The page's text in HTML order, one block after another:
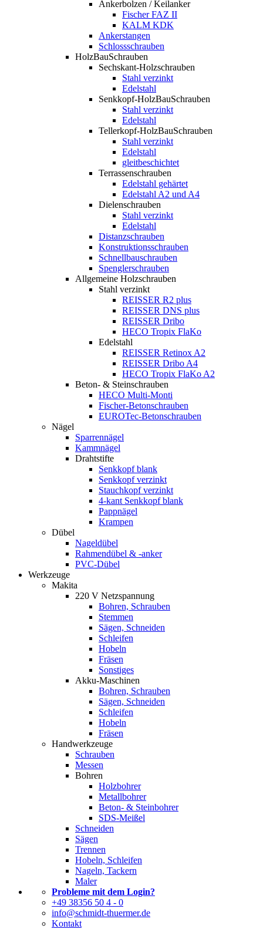
Ankerbolzen / Keilanker
Fischer FAZ II
KALM KDK
Ankerstangen
Schlossschrauben
HolzBauSchrauben
Sechskant-Holzschrauben
Stahl verzinkt
Edelstahl
Senkkopf-HolzBauSchrauben
Stahl verzinkt
Edelstahl
Tellerkopf-HolzBauSchrauben
Stahl verzinkt
Edelstahl
gleitbeschichtet
Terrassenschrauben
Edelstahl gehärtet
Edelstahl A2 und A4
Dielenschrauben
Stahl verzinkt
Edelstahl
Distanzschrauben
Konstruktionsschrauben
Schnellbauschrauben
Spenglerschrauben
Allgemeine Holzschrauben
Stahl verzinkt
REISSER R2 plus
REISSER DNS plus
REISSER Dribo
HECO Tropix FlaKo
Edelstahl
REISSER Retinox A2
REISSER Dribo A4
HECO Tropix FlaKo A2
Beton- & Steinschrauben
HECO Multi-Monti
Fischer-Betonschrauben
EUROTec-Betonschrauben
Nägel
Sparrennägel
Kammnägel
Drahtstifte
Senkkopf blank
Senkkopf verzinkt
Stauchkopf verzinkt
4-kant Senkkopf blank
Pappnägel
Krampen
Dübel
Nageldübel
Rahmendübel & -anker
PVC-Dübel
Werkzeuge
Makita
220 V Netzspannung
Bohren, Schrauben
Stemmen
Sägen, Schneiden
Schleifen
Hobeln
Fräsen
Sonstiges
Akku-Maschinen
Bohren, Schrauben
Sägen, Schneiden
Schleifen
Hobeln
Fräsen
Handwerkzeuge
Schrauben
Messen
Bohren
Holzbohrer
Metallbohrer
Beton- & Steinbohrer
SDS-Meißel
Schneiden
Sägen
Trennen
Hobeln, Schleifen
Nageln, Tackern
Maler
Probleme mit dem Login?
+49 38356 50 4 - 0
info@schmidt-thuermer.de
Kontakt